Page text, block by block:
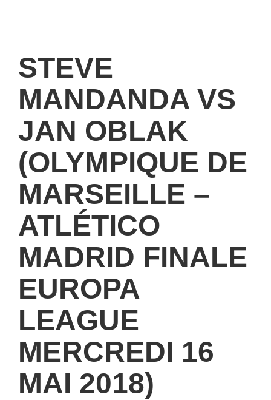
STEVE
MANDANDA VS
JAN OBLAK
(OLYMPIQUE DE
MARSEILLE –
ATLÉTICO
MADRID FINALE
EUROPA
LEAGUE
MERCREDI 16
MAI 2018)